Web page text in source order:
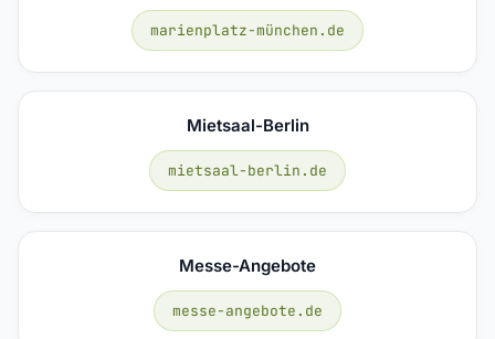
marienplatz-münchen.de
Mietsaal-Berlin
mietsaal-berlin.de
Messe-Angebote
messe-angebote.de